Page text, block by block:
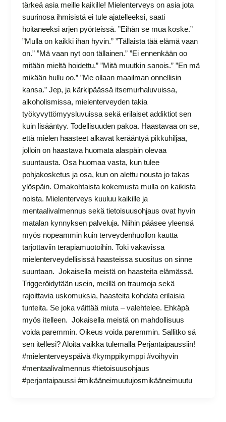
tärkeä asia meille kaikille! Mielenterveys on asia jota
suurinosa ihmisistä ei tule ajatelleeksi, saati
hoitaneeksi arjen pyörteissä. ”Eihän se mua koske.”
”Mulla on kaikki ihan hyvin.” ”Tällaista tää elämä vaan
on.” ”Mä vaan nyt oon tällainen.” ”Ei ennenkään oo
mitään mieltä hoidettu.” ”Mitä muutkin sanois.” ”En mä
mikään hullu oo.” ”Me ollaan maailman onnellisin
kansa.” Jep, ja kärkipäässä itsemurhaluvuissa,
alkoholismissa, mielenterveyden takia
työkyvyttömyysluvuissa sekä erilaiset addiktiot sen
kuin lisääntyy. Todellisuuden pakoa. Haastavaa on se,
että mielen haasteet alkavat kerääntyä pikkuhiljaa,
jolloin on haastava huomata alaspäin olevaa
suuntausta. Osa huomaa vasta, kun tulee
pohjakosketus ja osa, kun on alettu nousta jo takas
ylöspäin. Omakohtaista kokemusta mulla on kaikista
noista. Mielenterveys kuuluu kaikille ja
mentaalivalmennus sekä tietoisuusohjaus ovat hyvin
matalan kynnyksen palveluja. Niihin pääsee yleensä
myös nopeammin kuin terveydenhuollon kautta
tarjottaviin terapiamuotoihin. Toki vakavissa
mielenterveydellisissä haasteissa suositus on sinne
suuntaan. Jokaisella meistä on haasteita elämässä.
Triggeröidytään usein, meillä on traumoja sekä
rajoittavia uskomuksia, haasteita kohdata erilaisia
tunteita. Se joka väittää miuta – valehtelee. Ehkäpä
myös itelleen. Jokaisella meistä on mahdollisuus
voida paremmin. Oikeus voida paremmin. Sallitko sä
sen itellesi? Aloita vaikka tulemalla Perjantaipaussiin!
#mielenterveyspäivä #kymppikymppi #voihyvin
#mentaalivalmennus #tietoisuusohjaus
#perjantaipaussi #mikääneimuutujosmikääneimuutu